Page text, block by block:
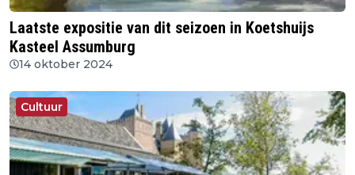
Laatste expositie van dit seizoen in Koetshuijs
Kasteel Assumburg
14 oktober 2024
Cultuur